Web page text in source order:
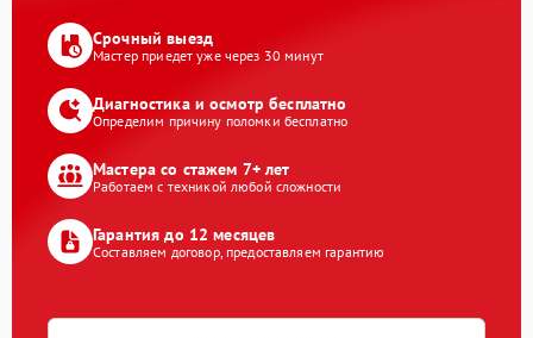
Срочный выезд
Мастер приедет уже через 30 минут
Диагностика и осмотр бесплатно
Определим причину поломки бесплатно
Мастера со стажем 7+ лет
Работаем с техникой любой сложности
Гарантия до 12 месяцев
Составляем договор, предоставляем гарантию